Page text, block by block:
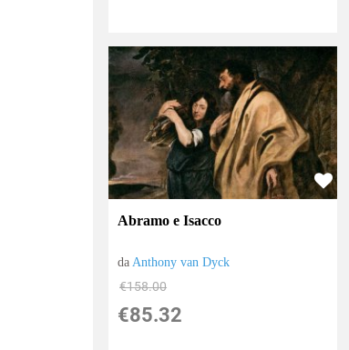
Abramo e Isacco
da Anthony van Dyck
€158.00
€85.32